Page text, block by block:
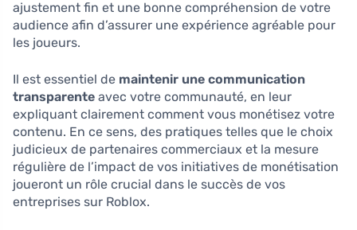
ajustement fin et une bonne compréhension de votre
audience afin d’assurer une expérience agréable pour
les joueurs.
Il est essentiel de maintenir une communication
transparente avec votre communauté, en leur
expliquant clairement comment vous monétisez votre
contenu. En ce sens, des pratiques telles que le choix
judicieux de partenaires commerciaux et la mesure
régulière de l’impact de vos initiatives de monétisation
joueront un rôle crucial dans le succès de vos
entreprises sur Roblox.